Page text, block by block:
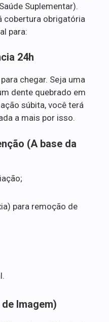
Suplementar).
cobertura obrigatória
para:
24h
chegar. Seja uma
dente quebrado em
súbita, você terá
a mais por isso.
(A base da
para remoção de
Imagem)